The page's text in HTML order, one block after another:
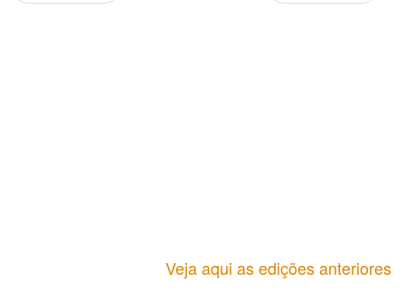
Veja aqui as edições anteriores